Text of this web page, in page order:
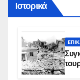
Ιστορικά